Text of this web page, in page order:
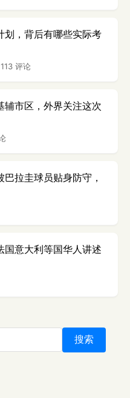
划，背后有哪些实际考
113 评论
辅市区，外界关注这次
拉圭球员贴身防守，
国意大利等国华人讲述
搜索